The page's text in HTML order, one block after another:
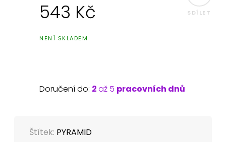
SDÍLET
543 Kč
NENÍ SKLADEM
Doručení do: 2až 5 pracovních dnů
Štítek: PYRAMID